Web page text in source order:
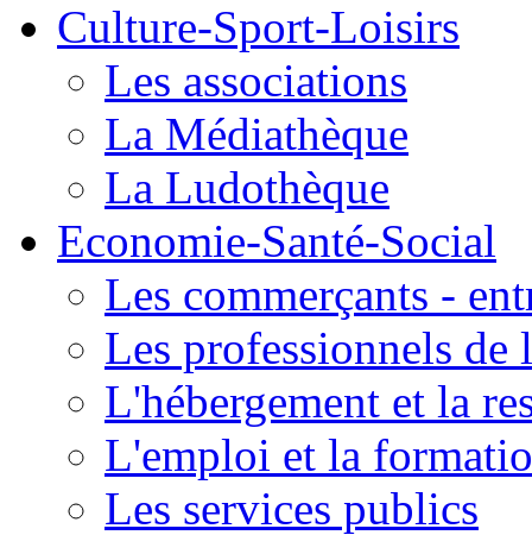
Culture-Sport-Loisirs
Les associations
La Médiathèque
La Ludothèque
Economie-Santé-Social
Les commerçants -
Les professionnels de
L'hébergement et la
L'emploi et la
Les services publics